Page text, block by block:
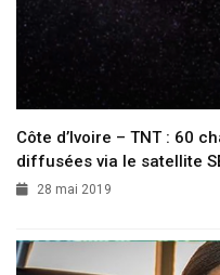
Côte d’Ivoire – TNT : 60
diffusées via le satellite
28 mai 2019